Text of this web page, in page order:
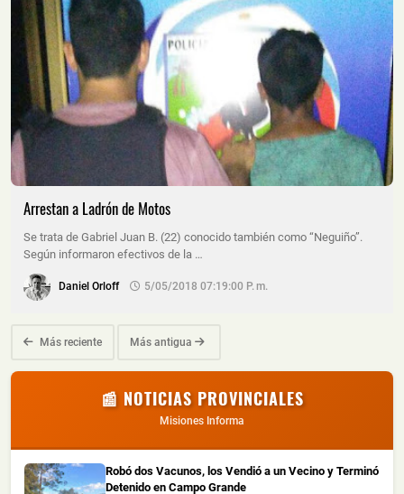
Arrestan a Ladrón de Motos
Se trata de Gabriel Juan B. (22) conocido también como “Neguiño”.
Según informaron efectivos de la …
Daniel Orloff 5/05/2018 07:19:00 P. M.
Más reciente Más antigua
📰 NOTICIAS PROVINCIALES
Misiones Informa
Robó dos Vacunos, los Vendió a un Vecino y Terminó
Detenido en Campo Grande